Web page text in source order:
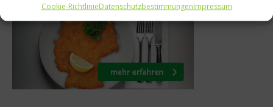
Cookie-RichtlinieDatenschutzbestimmungenImpressum